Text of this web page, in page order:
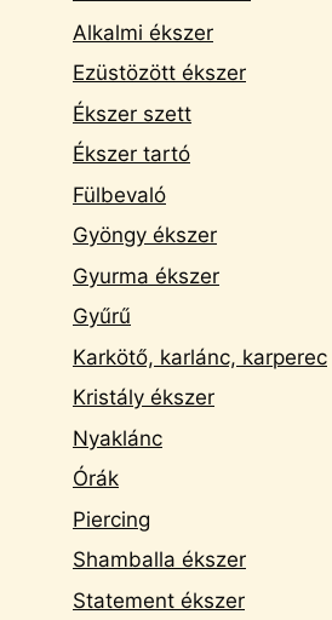
Alkalmi ékszer
Ezüstözött ékszer
Ékszer szett
Ékszer tartó
Fülbevaló
Gyöngy ékszer
Gyurma ékszer
Gyűrű
Karkötő, karlánc, karperec
Kristály ékszer
Nyaklánc
Órák
Piercing
Shamballa ékszer
Statement ékszer